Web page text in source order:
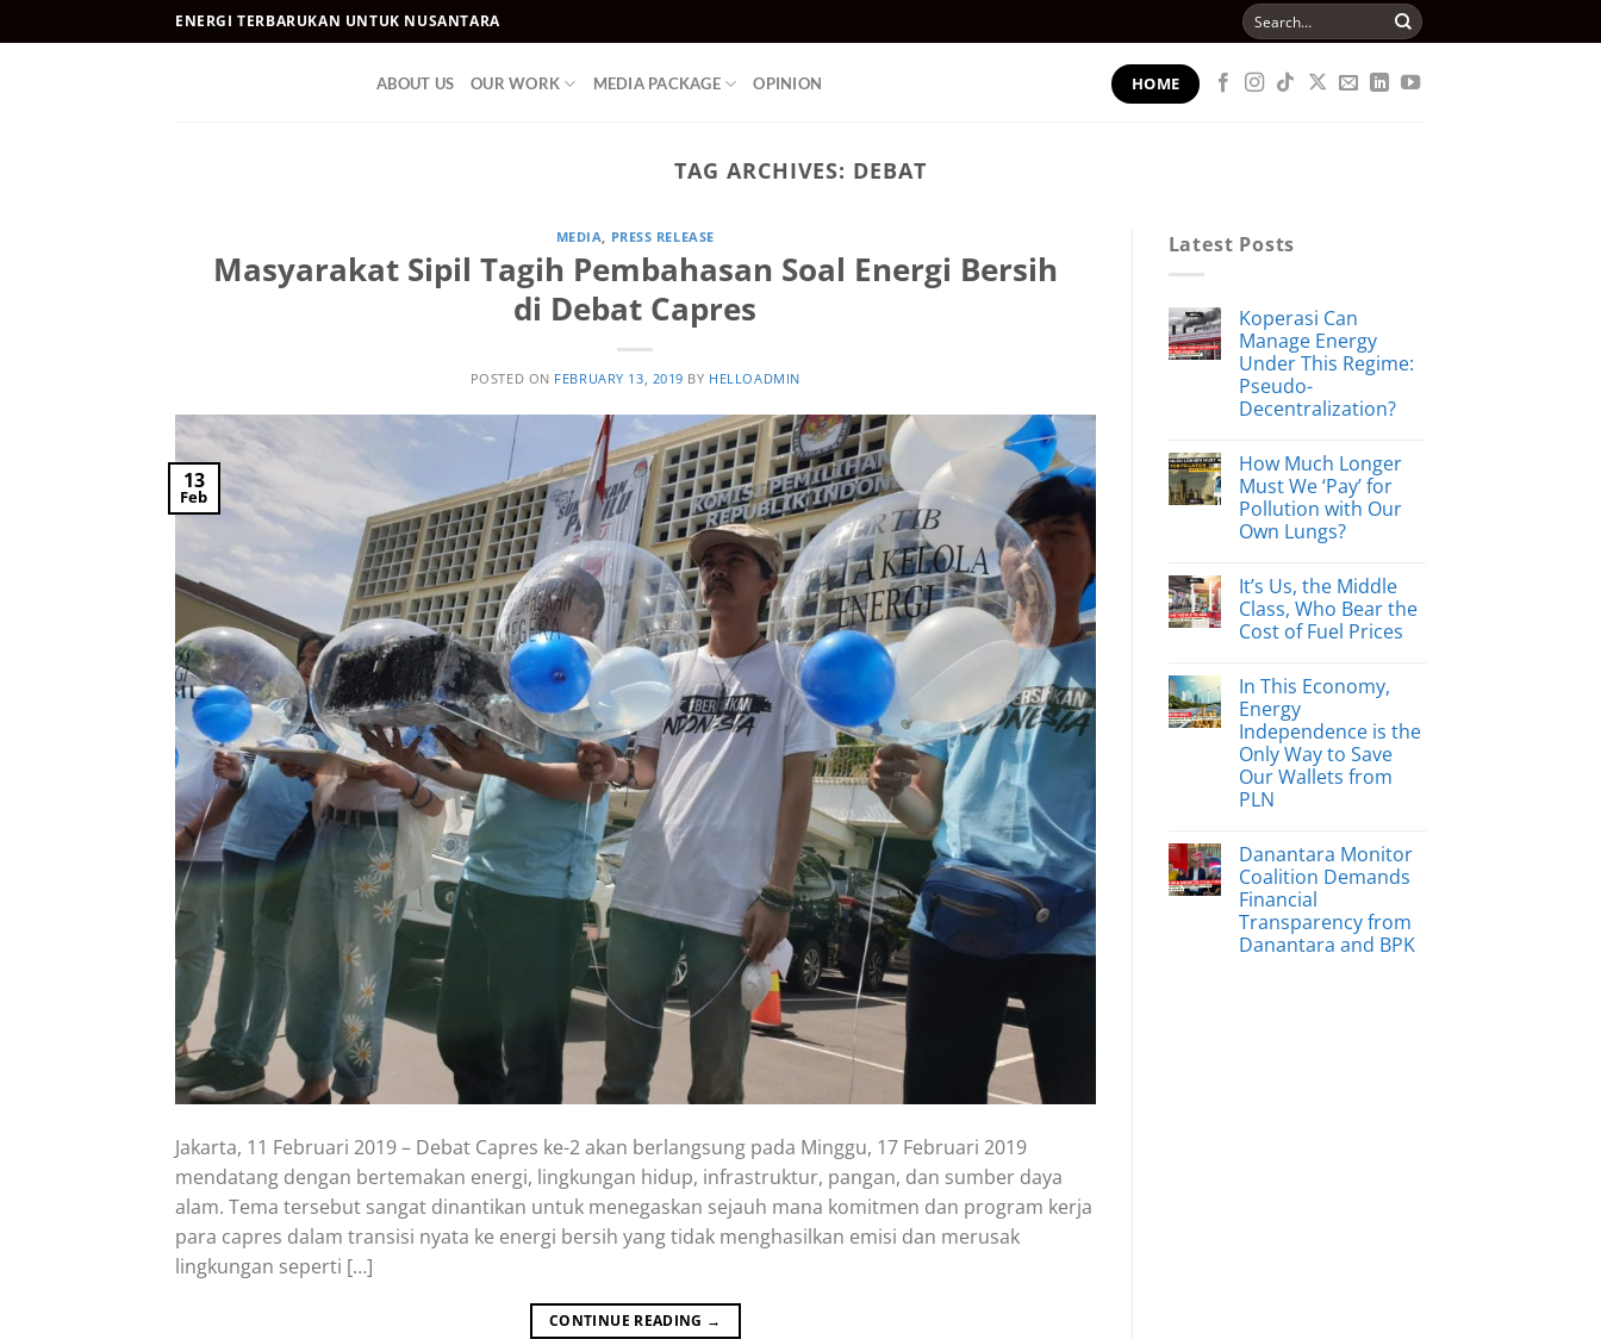
to
ENERGI TERBARUKAN UNTUK NUSANTARA
Search
for:
ABOUT US OUR WORK MEDIA PACKAGE OPINION HOME
TAG ARCHIVES: DEBAT
MEDIA, PRESS RELEASE
Masyarakat Sipil Tagih Pembahasan Soal Energi Bersih
di Debat Capres
POSTED ON FEBRUARY 13, 2019 BY HELLOADMIN
13
Feb
Jakarta, 11 Februari 2019 – Debat Capres ke-2 akan berlangsung pada Minggu, 17 Februari 2019
mendatang dengan bertemakan energi, lingkungan hidup, infrastruktur, pangan, dan sumber daya
alam. Tema tersebut sangat dinantikan untuk menegaskan sejauh mana komitmen dan program kerja
para capres dalam transisi nyata ke energi bersih yang tidak menghasilkan emisi dan merusak
lingkungan seperti […]
CONTINUE READING →
Latest Posts
Koperasi Can
Manage Energy
Under This Regime:
Pseudo-
Decentralization?
How Much Longer
Must We ‘Pay’ for
Pollution with Our
Own Lungs?
It’s Us, the Middle
Class, Who Bear the
Cost of Fuel Prices
In This Economy,
Energy
Independence is the
Only Way to Save
Our Wallets from
PLN
Danantara Monitor
Coalition Demands
Financial
Transparency from
Danantara and BPK